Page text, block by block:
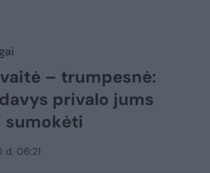
– trumpesnė:
privalo jums
sumokėti
d. 06:21